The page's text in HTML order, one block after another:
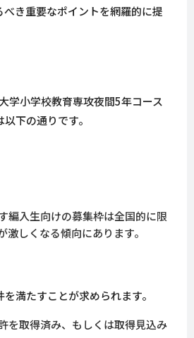
き重要なポイントを網羅的に提
学小学校教育専攻夜間5年コース
下の通りです。
編入生向けの募集枠は全国的に限
激しくなる傾向にあります。
満たすことが求められます。
を取得済み、もしくは取得見込み